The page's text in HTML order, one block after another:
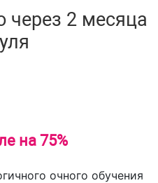
через 2 месяца
на 75%
очного обучения